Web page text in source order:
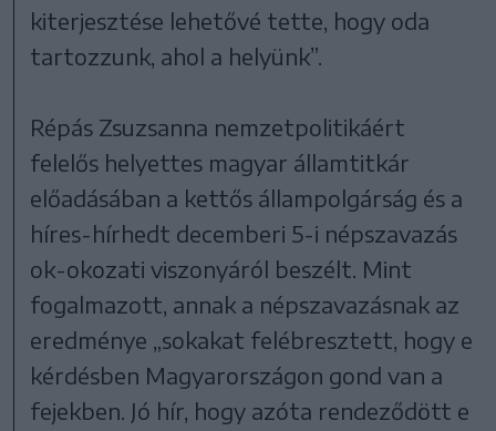
kiterjesztése lehetővé tette, hogy oda
tartozzunk, ahol a helyünk”.
Répás Zsuzsanna nemzetpolitikáért
felelős helyettes magyar államtitkár
előadásában a kettős állampolgárság és a
híres-hírhedt decemberi 5-i népszavazás
ok-okozati viszonyáról beszélt. Mint
fogalmazott, annak a népszavazásnak az
eredménye „sokakat felébresztett, hogy e
kérdésben Magyarországon gond van a
fejekben. Jó hír, hogy azóta rendeződött e